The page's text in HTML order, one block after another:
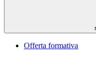
Offerta formativa